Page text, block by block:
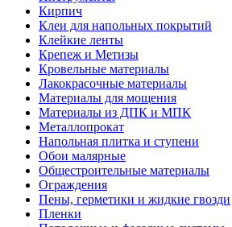
Кирпич
Клеи для напольных покрытий
Клейкие ленты
Крепеж и Метизы
Кровельные материалы
Лакокрасочные материалы
Материалы для мощения
Материалы из ДПК и МПК
Металлопрокат
Напольная плитка и ступени
Обои малярные
Общестроительные материалы
Ограждения
Пены, герметики и жидкие гвозди
Пленки